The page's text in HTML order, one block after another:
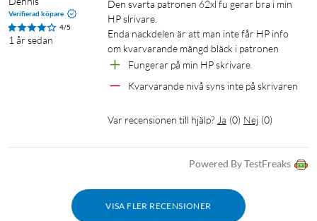
Verifierad köpare
4/5
1 år sedan
Den svarta patronen 62xl fu gerar bra i min
HP slrivare.
Enda nackdelen är att man inte får HP info
om kvarvarande mängd bläck i patronen
Fungerar på min HP skrivare
Kvarvarande nivå syns inte på skrivaren
Var recensionen till hjälp? Ja (0) Nej (0)
Powered By TestFreaks
VISA FLER RECENSIONER